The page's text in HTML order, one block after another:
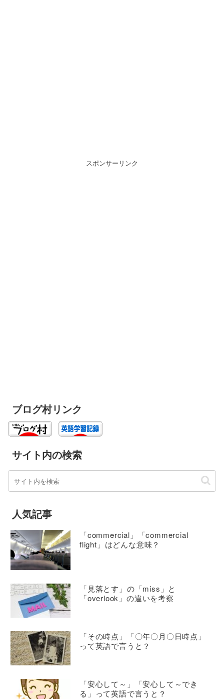
スポンサーリンク
ブログ村リンク
サイト内の検索
人気記事
「commercial」「commercial
flight」はどんな意味？
「見落とす」の「miss」と
「overlook」の違いを考察
「その時点」「〇年〇月〇日時点」
って英語で言うと？
「安心して～」「安心して～でき
る」って英語で言うと？